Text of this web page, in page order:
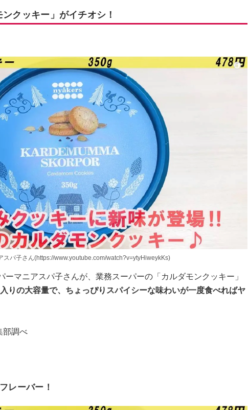
クッキー」がイチオシ！
スパ子さん(https://www.youtube.com/watch?v=ytyHiweykKs)
ーマニアスパ子さんが、業務スーパーの「カルダモンクッキー」
りの大容量で、ちょっぴりスパイシーな味わいが一度食べればヤ
調べ
レーバー！